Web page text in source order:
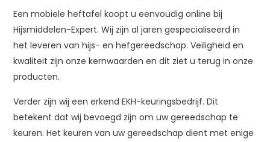
Een mobiele heftafel koopt u eenvoudig online bij
Hijsmiddelen-Expert. Wij zijn al jaren gespecialiseerd in
het leveren van hijs- en hefgereedschap. Veiligheid en
kwaliteit zijn onze kernwaarden en dit ziet u terug in onze
producten.
Verder zijn wij een erkend EKH-keuringsbedrijf. Dit
betekent dat wij bevoegd zijn om uw gereedschap te
keuren. Het keuren van uw gereedschap dient met enige